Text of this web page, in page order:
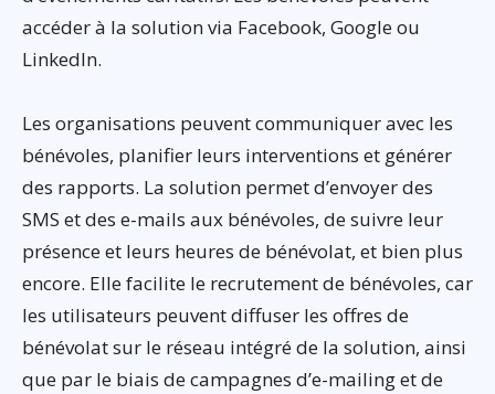
accéder à la solution via Facebook, Google ou
LinkedIn.
Les organisations peuvent communiquer avec les
bénévoles, planifier leurs interventions et générer
des rapports. La solution permet d’envoyer des
SMS et des e-mails aux bénévoles, de suivre leur
présence et leurs heures de bénévolat, et bien plus
encore. Elle facilite le recrutement de bénévoles, car
les utilisateurs peuvent diffuser les offres de
bénévolat sur le réseau intégré de la solution, ainsi
que par le biais de campagnes d’e-mailing et de